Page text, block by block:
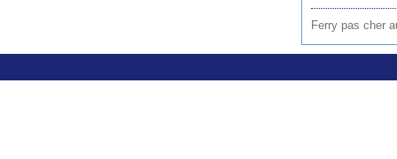
Ferry pas cher